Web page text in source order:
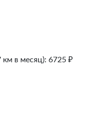
км в месяц): 6725 ₽